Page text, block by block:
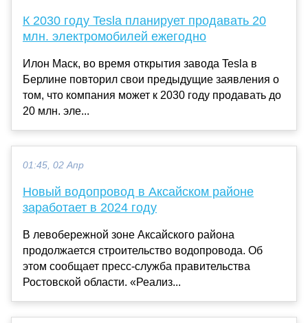
К 2030 году Tesla планирует продавать 20
млн. электромобилей ежегодно
Илон Маск, во время открытия завода Tesla в
Берлине повторил свои предыдущие заявления о
том, что компания может к 2030 году продавать до
20 млн. эле...
01:45, 02 Апр
Новый водопровод в Аксайском районе
заработает в 2024 году
В левобережной зоне Аксайского района
продолжается строительство водопровода. Об
этом сообщает пресс-служба правительства
Ростовской области. «Реализ...